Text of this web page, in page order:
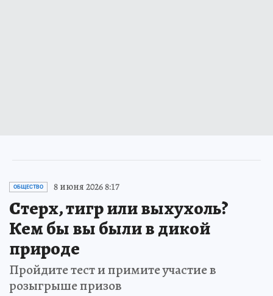
ОБЩЕСТВО 8 июня 2026 8:17
Стерх, тигр или выхухоль?
Кем бы вы были в дикой
природе
Пройдите тест и примите участие в
розыгрыше призов